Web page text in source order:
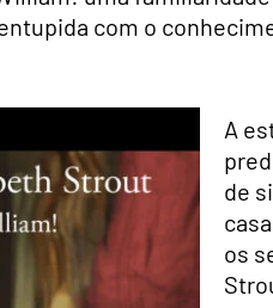
com o
A
de
os